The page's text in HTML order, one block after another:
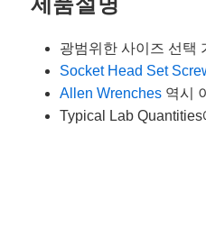
광범위한 사이즈 선택
Socket Head Set
Allen Wrenches역시
Typical Lab